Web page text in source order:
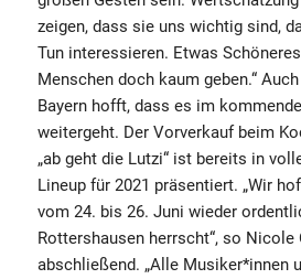
zeigen, dass sie uns wichtig sind,
Tun interessieren. Etwas
Menschen doch kaum geben.“
Bayern hofft, dass es im
weitergeht. Der Vorverkauf beim
„ab geht die Lutzi“ ist bereits in
Lineup für 2021 präsentiert. „Wir
vom 24. bis 26. Juni wieder
Rottershausen herrscht“, so Nicole
abschließend. „Alle Musiker*innen